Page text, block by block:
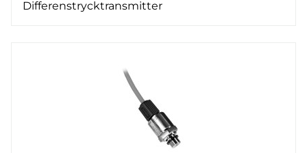
Differenstrycktransmitter